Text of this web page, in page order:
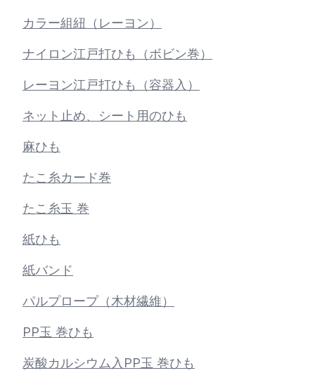
カラー組紐（レーヨン）
ナイロン江戸打ひも（ボビン巻）
レーヨン江戸打ひも（容器入）
ネット止め、シート用のひも
麻ひも
たこ糸カード巻
たこ糸玉 巻
紙ひも
紙バンド
パルプロープ（木材繊維）
PP玉 巻ひも
炭酸カルシウム入PP玉 巻ひも